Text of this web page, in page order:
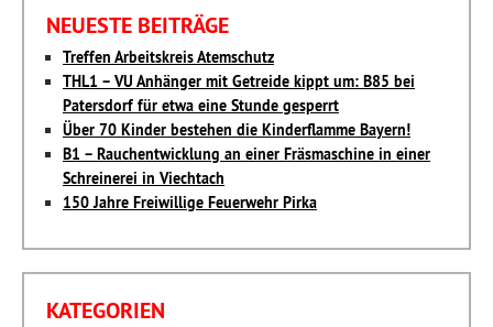
NEUESTE BEITRÄGE
Treffen Arbeitskreis Atemschutz
THL1 – VU Anhänger mit Getreide kippt um: B85 bei
Patersdorf für etwa eine Stunde gesperrt
Über 70 Kinder bestehen die Kinderflamme Bayern!
B1 – Rauchentwicklung an einer Fräsmaschine in einer
Schreinerei in Viechtach
150 Jahre Freiwillige Feuerwehr Pirka
KATEGORIEN